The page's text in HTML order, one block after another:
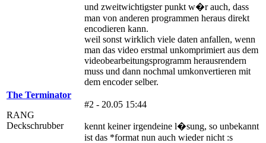
und zweitwichtigster punkt w�r auch, dass
man von anderen programmen heraus direkt
encodieren kann.
weil sonst wirklich viele daten anfallen, wenn
man das video erstmal unkomprimiert aus dem
videobearbeitungsprogramm herausrendern
muss und dann nochmal umkonvertieren mit
dem encoder selber.
The Terminator
RANG
Deckschrubber
#2 - 20.05 15:44
kennt keiner irgendeine l�sung, so unbekannt
ist das *format nun auch wieder nicht :s